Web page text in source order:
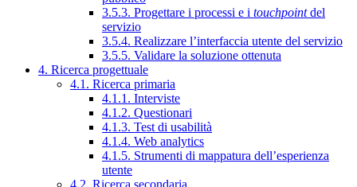
3.5.3. Progettare i processi e i touchpointdel
servizio
3.5.4. Realizzare l’interfaccia utente del servizio
3.5.5. Validare la soluzione ottenuta
4. Ricerca progettuale
4.1. Ricerca primaria
4.1.1. Interviste
4.1.2. Questionari
4.1.3. Test di usabilità
4.1.4. Web analytics
4.1.5. Strumenti di mappatura dell’esperienza
utente
4.2. Ricerca secondaria